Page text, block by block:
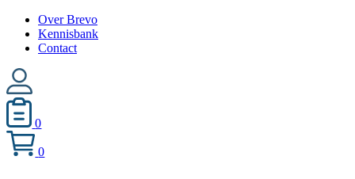
Over Brevo
Kennisbank
Contact
0
0